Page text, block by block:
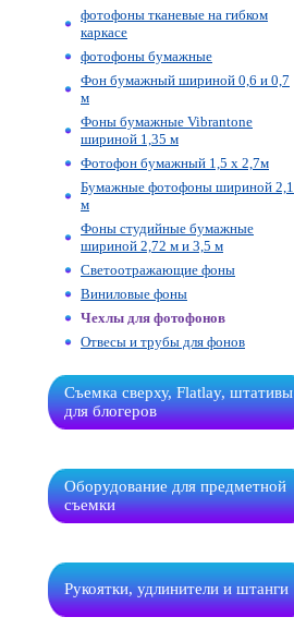
фотофоны тканевые на гибком
каркасе
фотофоны бумажные
Фон бумажный шириной 0,6 и 0,7
м
Фоны бумажные Vibrantone
шириной 1,35 м
Фотофон бумажный 1,5 х 2,7м
Бумажные фотофоны шириной 2,1
м
Фоны студийные бумажные
шириной 2,72 м и 3,5 м
Светоотражающие фоны
Виниловые фоны
Чехлы для фотофонов
Отвесы и трубы для фонов
Съемка сверху, Flatlay, штативы
для блогеров
Оборудование для предметной
съемки
Рукоятки, удлинители и штанги